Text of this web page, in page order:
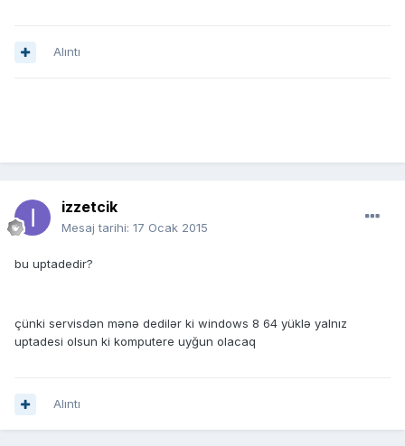
Alıntı
izzetcik
Mesaj tarihi: 17 Ocak 2015
bu uptadedir?
çünki servisdən mənə dedilər ki windows 8 64 yüklə yalnız
uptadesi olsun ki komputere uyğun olacaq
Alıntı